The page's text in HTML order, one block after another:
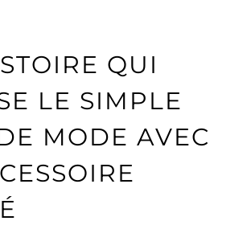
QUI
LE SIMPLE
MODE AVEC